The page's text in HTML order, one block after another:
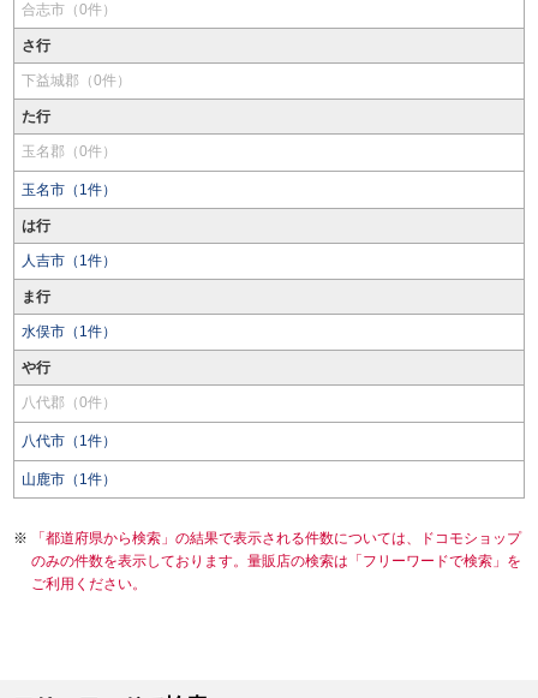
合志市（0件）
さ行
下益城郡（0件）
た行
玉名郡（0件）
玉名市（1件）
は行
人吉市（1件）
ま行
水俣市（1件）
や行
八代郡（0件）
八代市（1件）
山鹿市（1件）
「都道府県から検索」の結果で表示される件数については、ドコモショップ
のみの件数を表示しております。量販店の検索は「フリーワードで検索」を
ご利用ください。